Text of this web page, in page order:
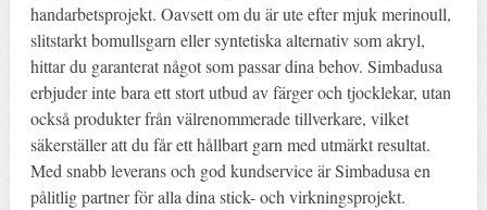
handarbetsprojekt. Oavsett om du är ute efter mjuk merinoull,
slitstarkt bomullsgarn eller syntetiska alternativ som akryl,
hittar du garanterat något som passar dina behov. Simbadusa
erbjuder inte bara ett stort utbud av färger och tjocklekar, utan
också produkter från välrenommerade tillverkare, vilket
säkerställer att du får ett hållbart garn med utmärkt resultat.
Med snabb leverans och god kundservice är Simbadusa en
pålitlig partner för alla dina stick- och virkningsprojekt.